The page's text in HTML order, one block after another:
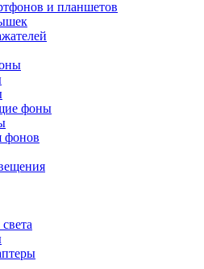
и планшетов
фоны
фонов